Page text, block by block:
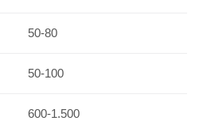
50-80
50-100
600-1.500